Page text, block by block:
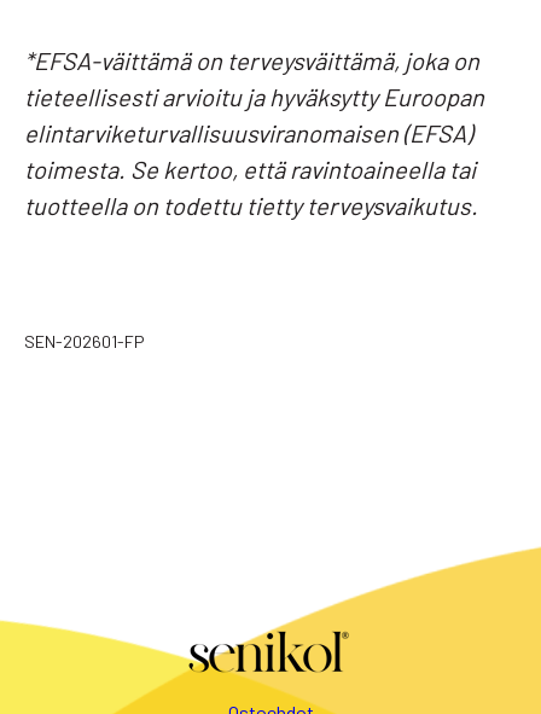
*EFSA-väittämä on terveysväittämä, joka on
tieteellisesti arvioitu ja hyväksytty Euroopan
elintarviketurvallisuusviranomaisen (EFSA)
toimesta. Se kertoo, että ravintoaineella tai
tuotteella on todettu tietty terveysvaikutus.
SEN-202601-FP